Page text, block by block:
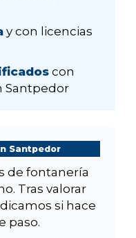
y con licencias
con
Santpedor
Santpedor
de fontanería
Tras valorar
si hace
paso.